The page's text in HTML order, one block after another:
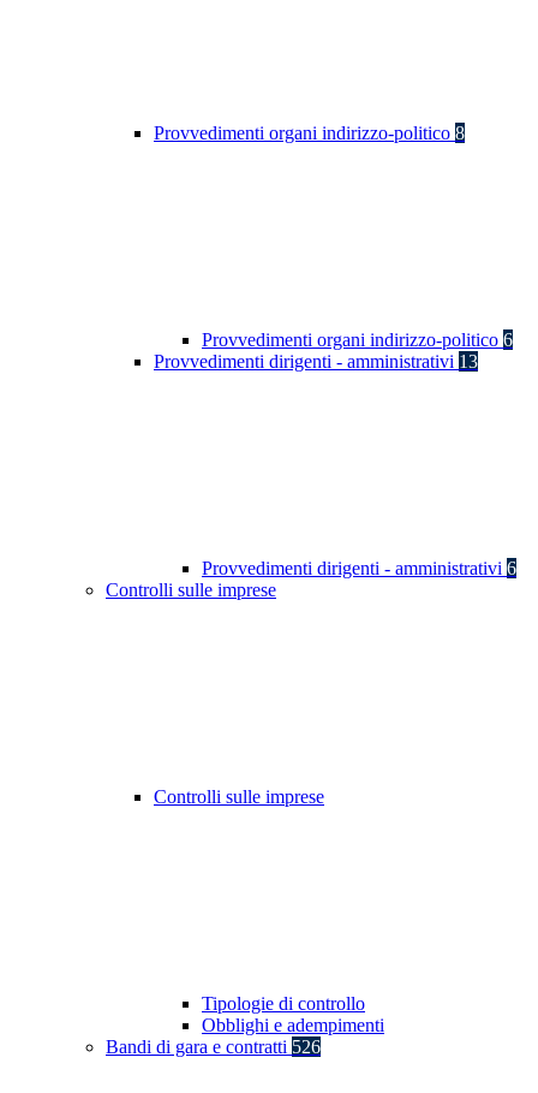
Provvedimenti organi indirizzo-politico 8
Provvedimenti organi indirizzo-politico 6
Provvedimenti dirigenti - amministrativi 13
Provvedimenti dirigenti - amministrativi 6
Controlli sulle imprese
Controlli sulle imprese
Tipologie di controllo
Obblighi e adempimenti
Bandi di gara e contratti 526